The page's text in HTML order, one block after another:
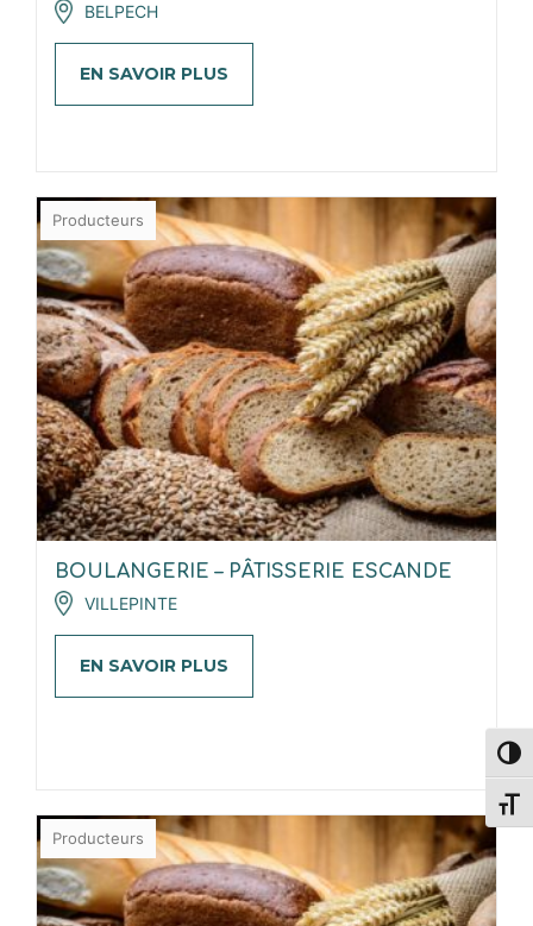
BELPECH
EN SAVOIR PLUS
Producteurs
BOULANGERIE – PÂTISSERIE ESCANDE
VILLEPINTE
EN SAVOIR PLUS
Producteurs